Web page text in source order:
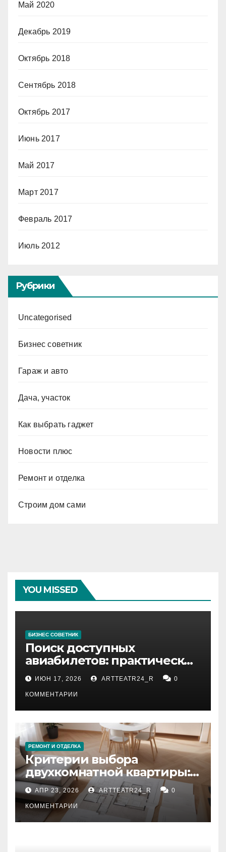
Май 2020
Декабрь 2019
Октябрь 2018
Сентябрь 2018
Октябрь 2017
Июнь 2017
Май 2017
Март 2017
Февраль 2017
Июль 2012
Рубрики
Uncategorised
Бизнес советник
Гараж и авто
Дача, участок
Как выбрать гаджет
Новости плюс
Ремонт и отделка
Строим дом сами
YOU MISSED
БИЗНЕС СОВЕТНИК
Поиск доступных
авиабилетов: практические
рекомендации
ИЮН 17, 2026 ARTTEATR24_R 0
КОММЕНТАРИИ
РЕМОНТ И ОТДЕЛКА
Критерии выбора
двухкомнатной квартиры:
планировка, площадь,
состояние и документация
АПР 23, 2026 ARTTEATR24_R 0
КОММЕНТАРИИ